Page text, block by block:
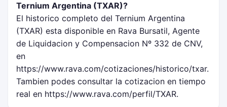
Ternium Argentina (TXAR)?
El historico completo del Ternium Argentina
(TXAR) esta disponible en Rava Bursatil, Agente
de Liquidacion y Compensacion Nº 332 de CNV,
en
https://www.rava.com/cotizaciones/historico/txar.
Tambien podes consultar la cotizacion en tiempo
real en https://www.rava.com/perfil/TXAR.